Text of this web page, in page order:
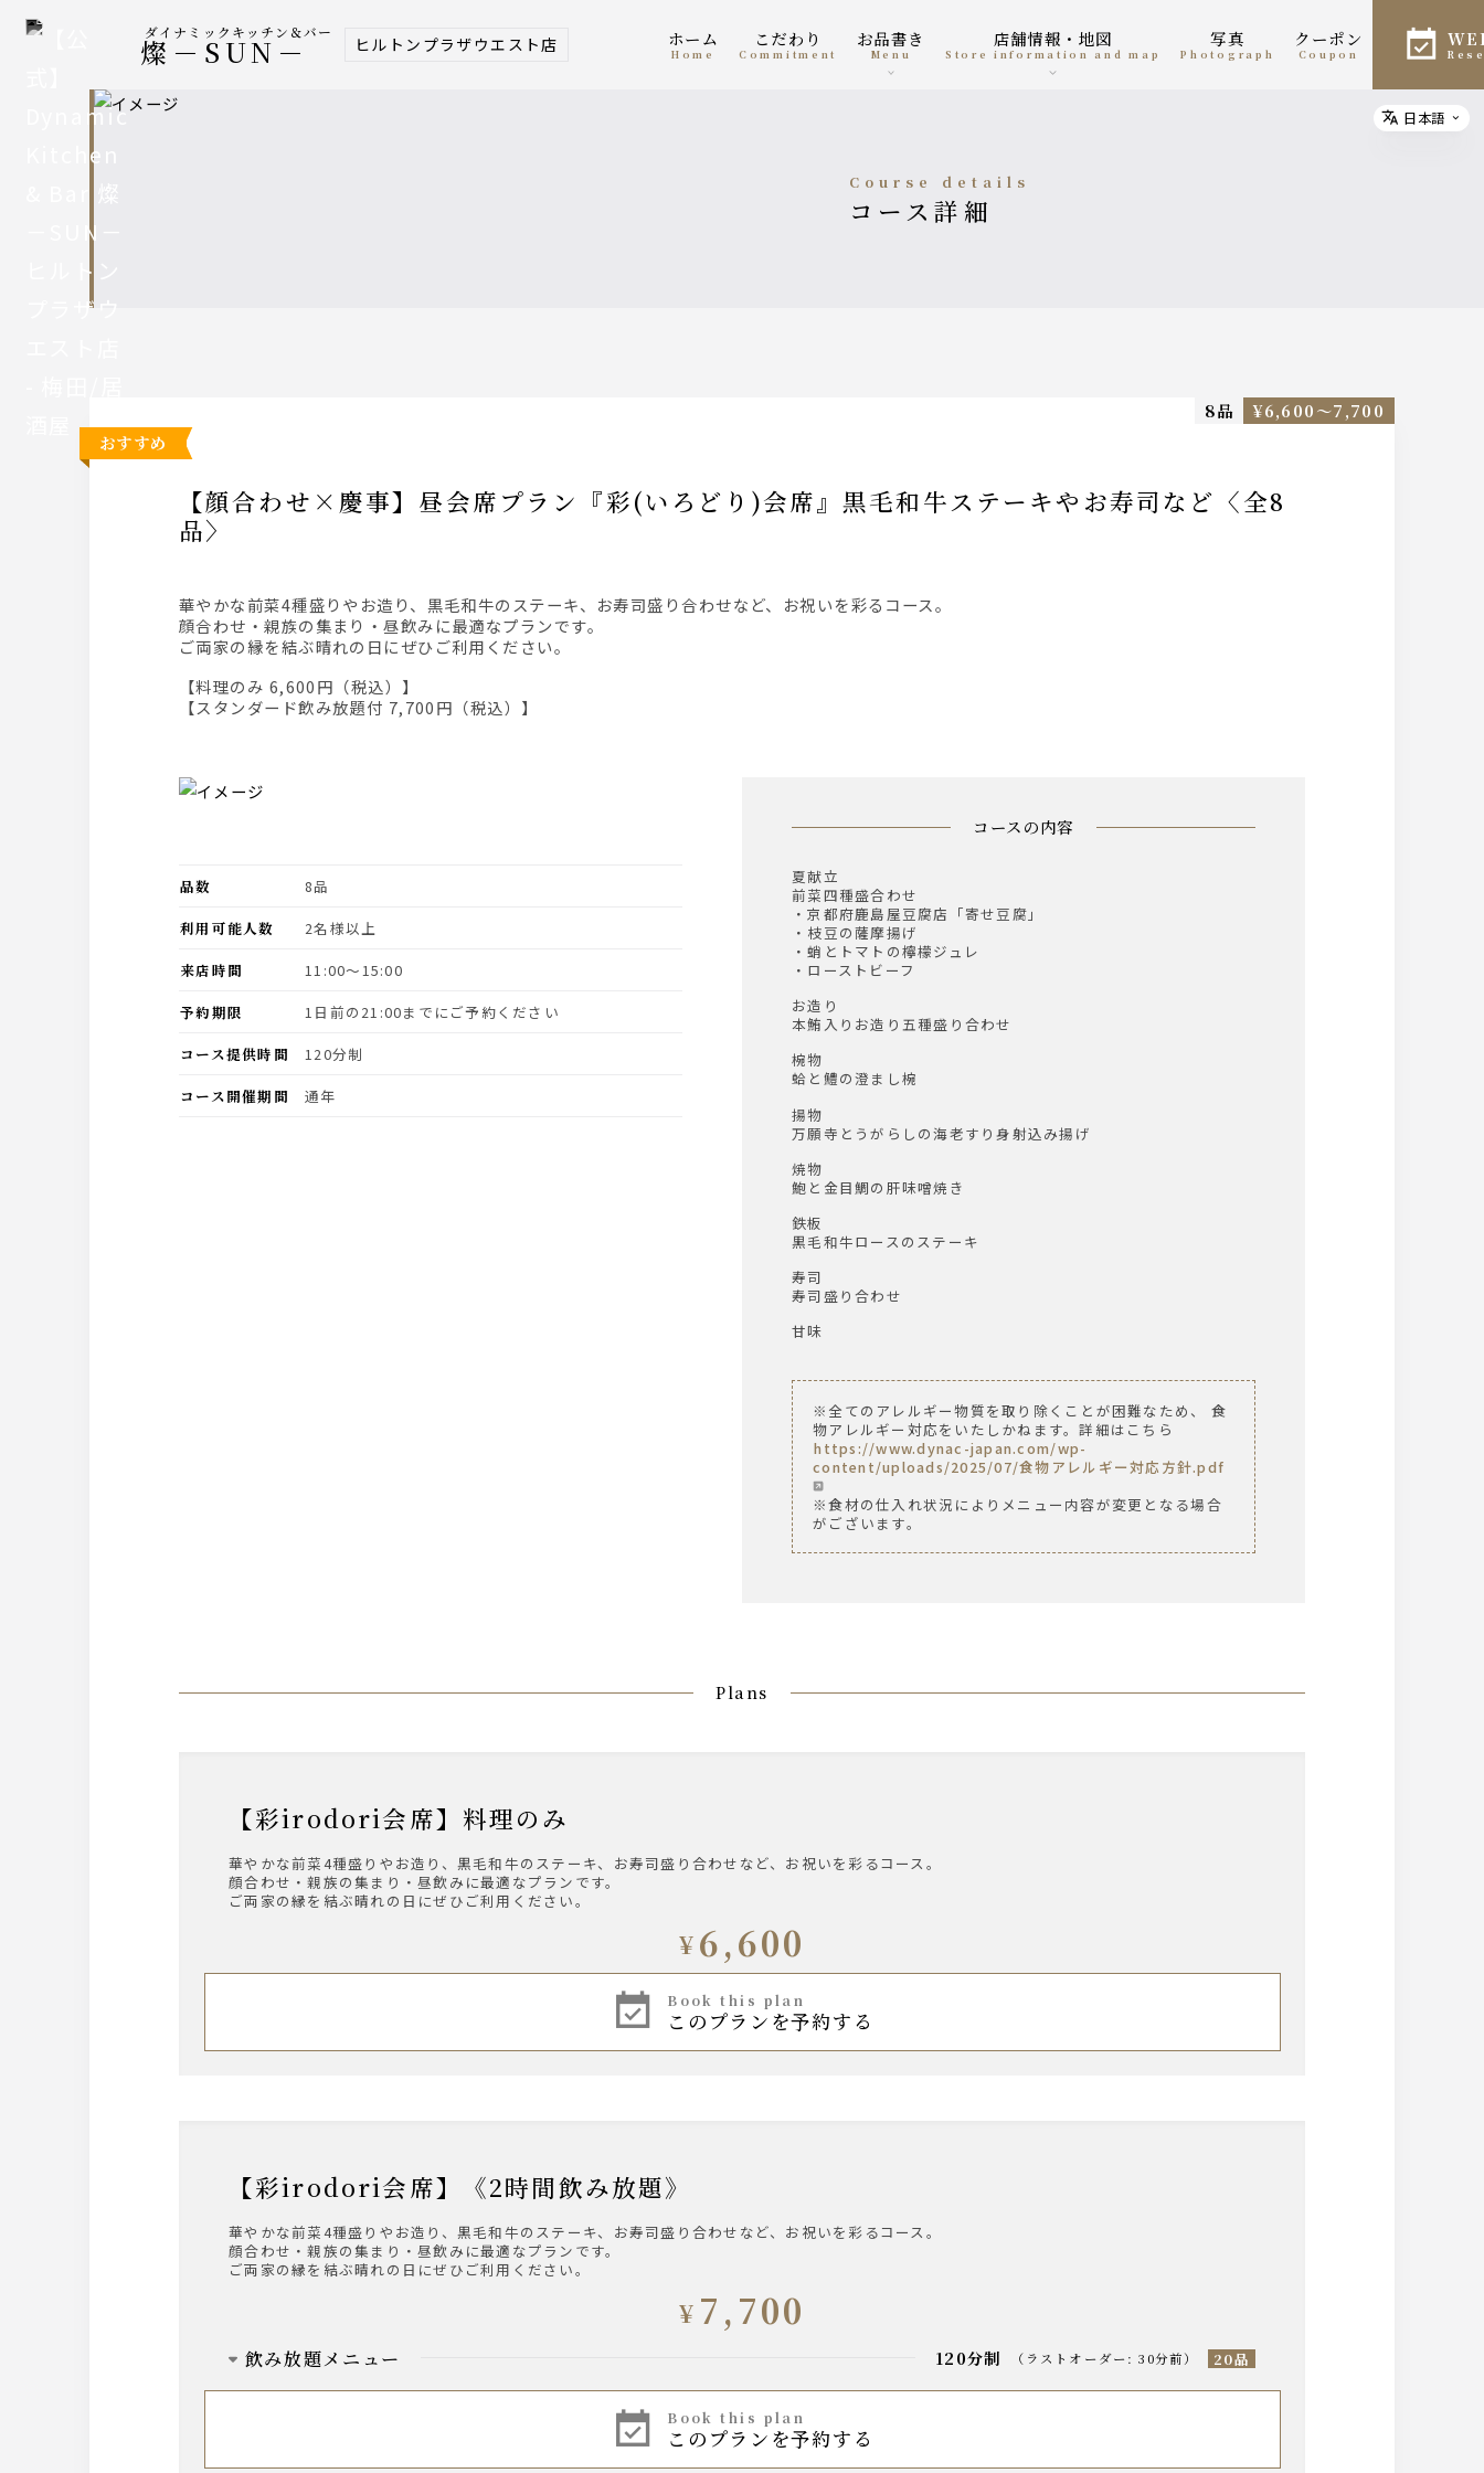
ダイナミックキッチン＆バー
燦－SUN－ ヒルトンプラザウエスト店 ホーム
home
こだわり
Commitment
お品書き
menu
店舗情報・地図
Store information and map
写真
photograph
クーポン
coupon
course details
コース詳細
おすすめ
【顔合わせ×慶事】昼会席プラン『彩(いろどり)会席』黒毛和牛ステーキやお寿司など〈全8
品〉
華やかな前菜4種盛りやお造り、黒毛和牛のステーキ、お寿司盛り合わせなど、お祝いを彩るコース。
顔合わせ・親族の集まり・昼飲みに最適なプランです。
ご両家の縁を結ぶ晴れの日にぜひご利用ください。
【料理のみ 6,600円（税込）】
【スタンダード飲み放題付 7,700円（税込）】
8品 ¥6,600〜7,700
コースの内容
夏献立
前菜四種盛合わせ
・京都府鹿島屋豆腐店「寄せ豆腐」
・枝豆の薩摩揚げ
・蛸とトマトの檸檬ジュレ
・ローストビーフ
お造り
本鮪入りお造り五種盛り合わせ
椀物
蛤と鱧の澄まし椀
揚物
万願寺とうがらしの海老すり身射込み揚げ
焼物
鮑と金目鯛の肝味噌焼き
鉄板
黒毛和牛ロースのステーキ
寿司
寿司盛り合わせ
甘味
※全てのアレルギー物質を取り除くことが困難なため、 食
物アレルギー対応をいたしかねます。詳細はこちら
https://www.dynac-japan.com/wp-
content/uploads/2025/07/食物アレルギー対応方針.pdf
※食材の仕入れ状況によりメニュー内容が変更となる場合
がございます。
品数
8品
利用可能人数
2名様以上
来店時間
11:00〜15:00
予約期限
1日前の21:00までにご予約ください
コース提供時間
120分制
コース開催期間
通年
Plans
【彩irodori会席】料理のみ
華やかな前菜4種盛りやお造り、黒毛和牛のステーキ、お寿司盛り合わせなど、お祝いを彩るコース。
顔合わせ・親族の集まり・昼飲みに最適なプランです。
ご両家の縁を結ぶ晴れの日にぜひご利用ください。
¥6,600
book this plan
このプランを予約する
【彩irodori会席】《2時間飲み放題》
華やかな前菜4種盛りやお造り、黒毛和牛のステーキ、お寿司盛り合わせなど、お祝いを彩るコース。
顔合わせ・親族の集まり・昼飲みに最適なプランです。
ご両家の縁を結ぶ晴れの日にぜひご利用ください。
¥ 7,700
飲み放題メニュー 120分制 （ ラストオーダー: 30分前） 20品
book this plan
このプランを予約する
Select
日本語